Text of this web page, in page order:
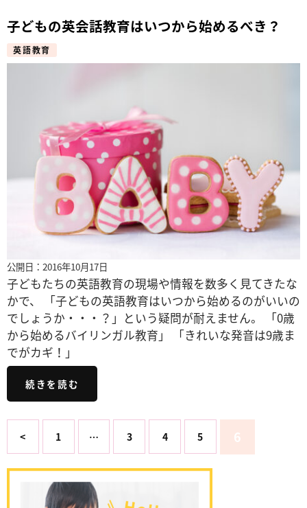
子どもの英会話教育はいつから始めるべき？
英語教育
公開日：2016年10月17日
子どもたちの英語教育の現場や情報を数多く見てきたな
かで、 「子どもの英語教育はいつから始めるのがいいの
でしょうか・・・？」という疑問が耐えません。 「0歳
から始めるバイリンガル教育」 「きれいな発音は9歳ま
でがカギ！」
続きを読む
< 1 … 3 4 5 6